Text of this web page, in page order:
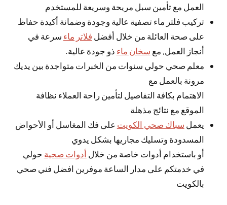
العمل مع تأمين سبل مريحة وسريعة للمستخدم
تركيب فلتر ماء تصفية عالية وجودة وضمانة أكيدة حفاظ
على صحة العائلة من خلال أفضل فلاتر ماء سرعة في
أنجاز العمل, مع سخان ماء ذو جودة عالية.
معلم صحي حولي سنوات من الخبرات متواجدة بين يديك
مرونة بالعمل مع
الاهتمام بكافة التفاصيل لتأمين راحة العملاء نظافة
الموقع مع نتائج مذهلة
يعمل سباك صحي الكويت على فك المغاسل أو الأحواض
المسدودة وتسليك مجاريها بشكل يدوي
أو باستخدام أدوات خاصة من خلال أدوات صحية حولي
في خدمتكم على مدار الساعة موفرين افضل فني صحي
بالكويت